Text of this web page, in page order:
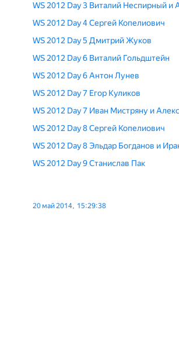
WS 2012 Day 3 Виталий Неспирный и
WS 2012 Day 4 Сергей Копелиович
WS 2012 Day 5 Дмитрий Жуков
WS 2012 Day 6 Виталий Гольдштейн
WS 2012 Day 6 Антон Лунев
WS 2012 Day 7 Егор Куликов
WS 2012 Day 7 Иван Мистряну и
WS 2012 Day 8 Сергей Копелиович
WS 2012 Day 8 Эльдар Богданов и
WS 2012 Day 9 Станислав Пак
20 май 2014, 15:29:38